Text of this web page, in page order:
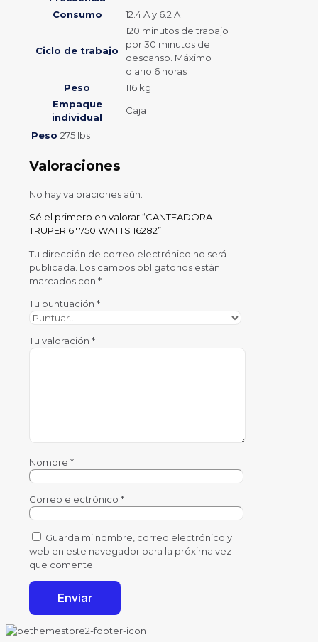
Consumo
12.4 A y 6.2 A
Ciclo de trabajo
120 minutos de trabajo
por 30 minutos de
descanso. Máximo
diario 6 horas
Peso
116 kg
Empaque
individual
Caja
Peso 275 lbs
Valoraciones
No hay valoraciones aún.
Sé el primero en valorar “CANTEADORA
TRUPER 6″ 750 WATTS 16282”
Tu dirección de correo electrónico no será
publicada. Los campos obligatorios están
marcados con *
Tu puntuación *
Tu valoración *
Nombre *
Correo electrónico *
Guarda mi nombre, correo electrónico y
web en este navegador para la próxima vez
que comente.